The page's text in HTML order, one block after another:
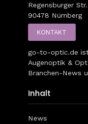
Regensburger
90478 Nürnberg
KONTAKT
go-to-optic.de
Augenoptik &
Branchen-News
Inhalt
News